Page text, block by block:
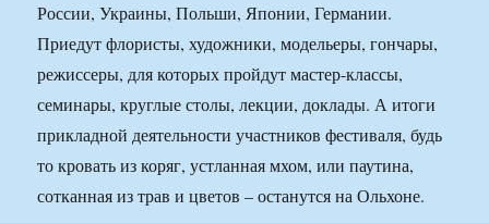
России, Украины, Польши, Японии, Германии.
Приедут флористы, художники, модельеры, гончары,
режиссеры, для которых пройдут мастер-классы,
семинары, круглые столы, лекции, доклады. А итоги
прикладной деятельности участников фестиваля, будь
то кровать из коряг, устланная мхом, или паутина,
сотканная из трав и цветов – останутся на Ольхоне.